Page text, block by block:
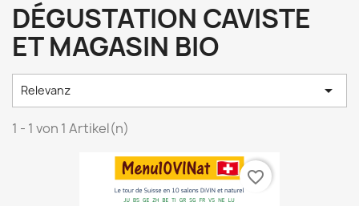
DÉGUSTATION CAVISTE
ET MAGASIN BIO
Relevanz 
1 - 1 von 1 Artikel(n)
favorite_border